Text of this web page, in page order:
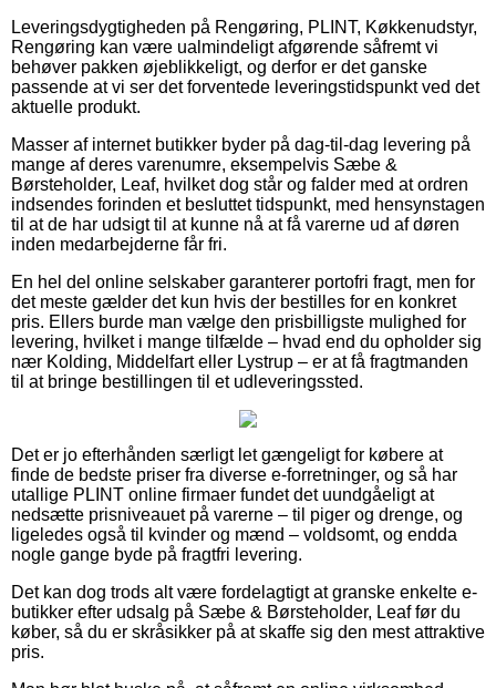
Leveringsdygtigheden på Rengøring, PLINT, Køkkenudstyr,
Rengøring kan være ualmindeligt afgørende såfremt vi
behøver pakken øjeblikkeligt, og derfor er det ganske
passende at vi ser det forventede leveringstidspunkt ved det
aktuelle produkt.
Masser af internet butikker byder på dag-til-dag levering på
mange af deres varenumre, eksempelvis Sæbe &
Børsteholder, Leaf, hvilket dog står og falder med at ordren
indsendes forinden et besluttet tidspunkt, med hensynstagen
til at de har udsigt til at kunne nå at få varerne ud af døren
inden medarbejderne får fri.
En hel del online selskaber garanterer portofri fragt, men for
det meste gælder det kun hvis der bestilles for en konkret
pris. Ellers burde man vælge den prisbilligste mulighed for
levering, hvilket i mange tilfælde – hvad end du opholder sig
nær Kolding, Middelfart eller Lystrup – er at få fragtmanden
til at bringe bestillingen til et udleveringssted.
Det er jo efterhånden særligt let gængeligt for købere at
finde de bedste priser fra diverse e-forretninger, og så har
utallige PLINT online firmaer fundet det uundgåeligt at
nedsætte prisniveauet på varerne – til piger og drenge, og
ligeledes også til kvinder og mænd – voldsomt, og endda
nogle gange byde på fragtfri levering.
Det kan dog trods alt være fordelagtigt at granske enkelte e-
butikker efter udsalg på Sæbe & Børsteholder, Leaf før du
køber, så du er skråsikker på at skaffe sig den mest attraktive
pris.